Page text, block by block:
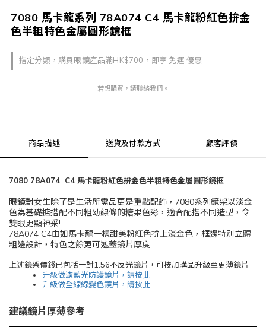
7080 馬卡龍系列 78A074 C4 馬卡龍粉紅色拚金
色半粗特色金屬圓形鏡框
指定分類，購買眼鏡產品滿HK$700，即享 免運 優惠
若想購買，請聯絡我們。
商品描述 送貨及付款方式 顧客評價
7080 78A074 C4 馬卡龍粉紅色拚金色半粗特色金屬圓形鏡框
眼鏡對女生除了是生活所需品更是重點配飾，7080系列鏡架以淡金
色為基礎掂搭配不同粗幼線條的糖果色彩，適合配搭不同造型，令
雙眼更顯神采!
78A074 C4由如馬卡龍一樣甜美粉紅色拚上淡金色，框邊特別立體
粗邊設計，特色之餘更可遮蓋鏡片厚度
上述鏡架價錢已包括一對1.56不反光鏡片，可按加購品升級至更薄鏡片
升級做濾藍光防護鏡片，請按此
升級做全線線變色鏡片，請按此
建議鏡片厚薄參考